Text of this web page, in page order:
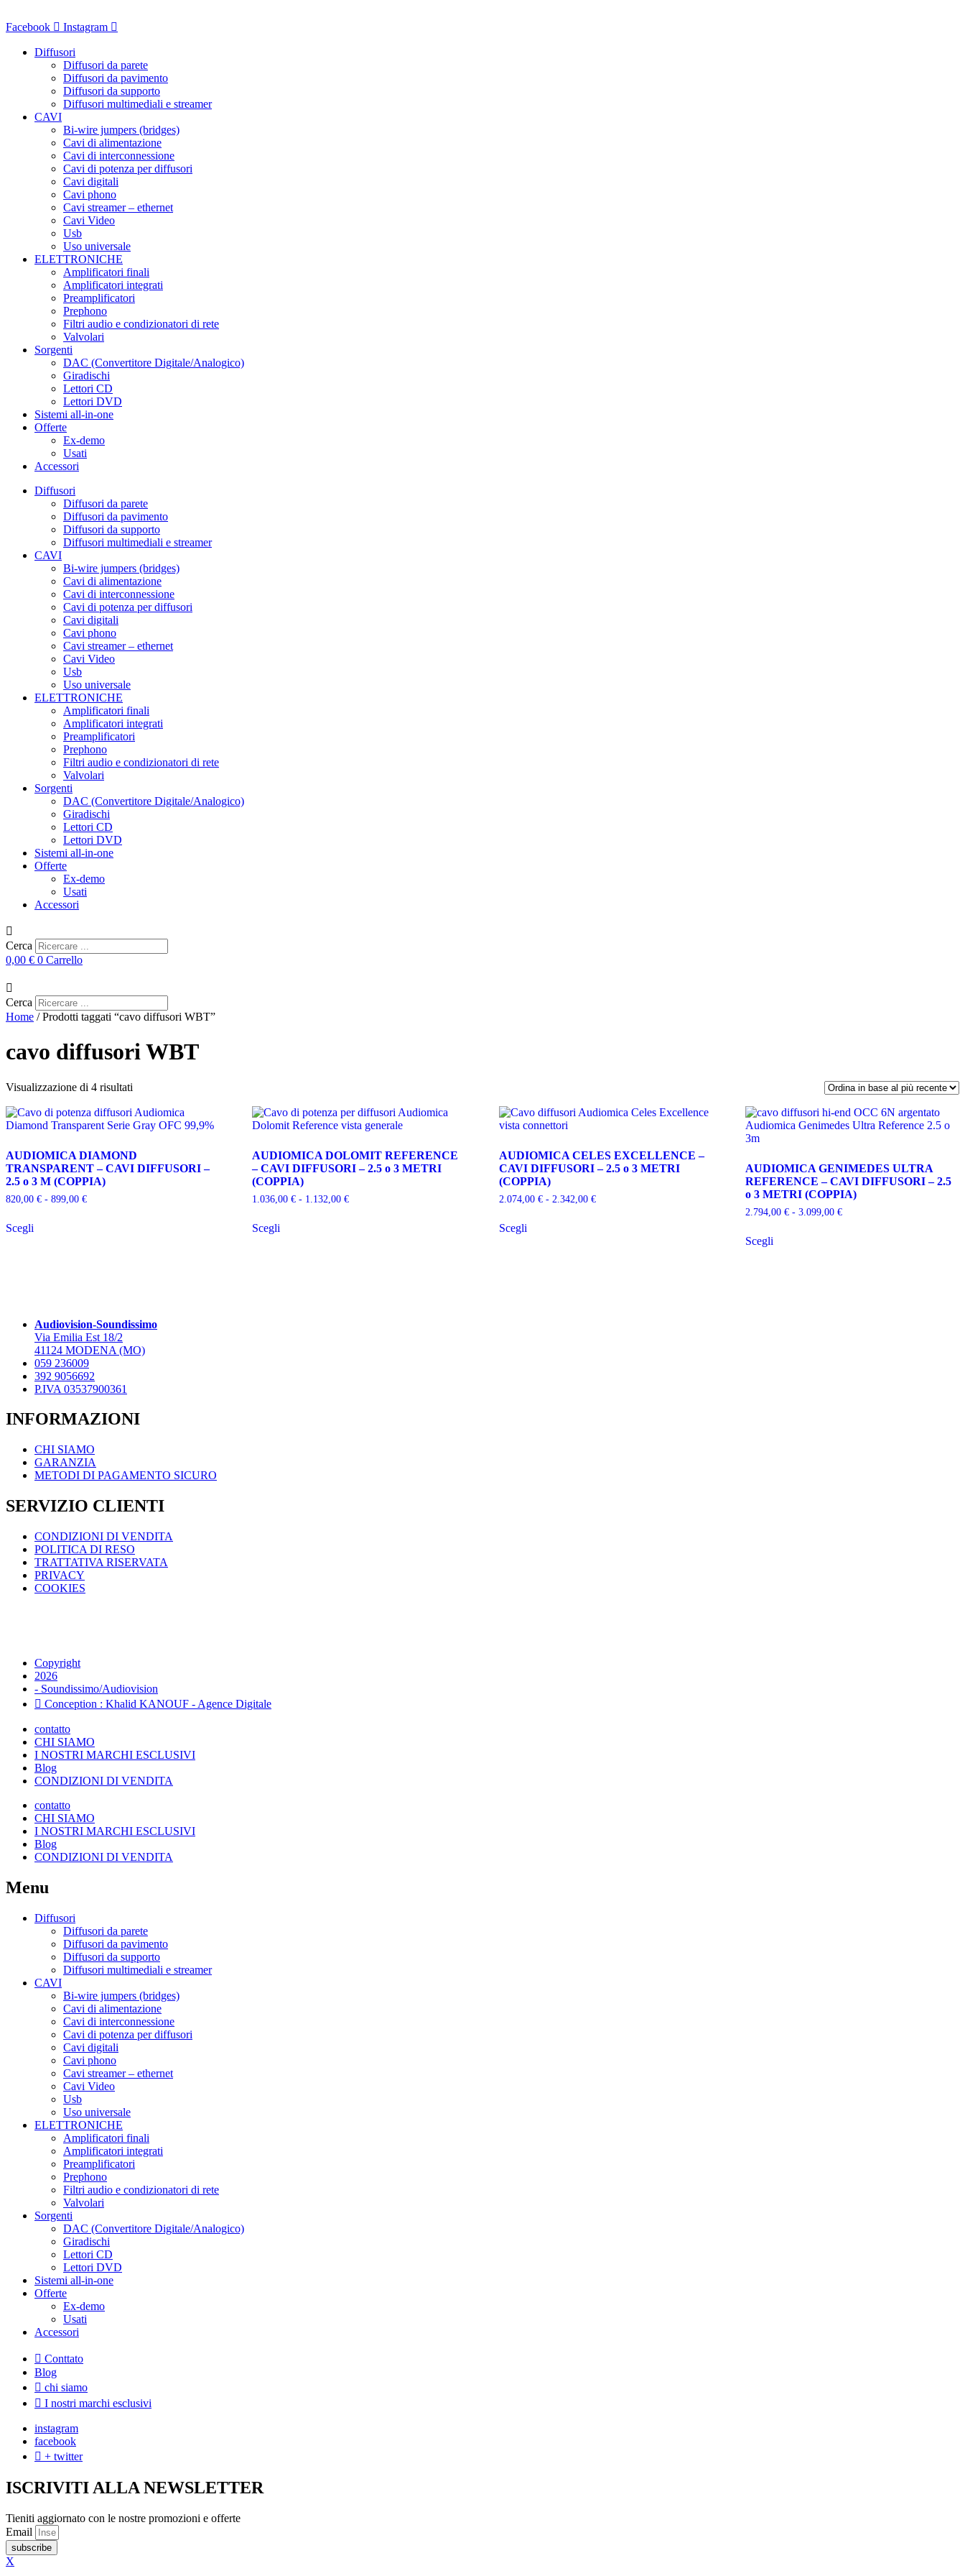
al
Facebook Instagram
Diffusori
Diffusori da parete
Diffusori da pavimento
Diffusori da supporto
Diffusori multimediali e streamer
CAVI
Bi-wire jumpers (bridges)
Cavi di alimentazione
Cavi di interconnessione
Cavi di potenza per diffusori
Cavi digitali
Cavi phono
Cavi streamer – ethernet
Cavi Video
Usb
Uso universale
ELETTRONICHE
Amplificatori finali
Amplificatori integrati
Preamplificatori
Prephono
Filtri audio e condizionatori di rete
Valvolari
Sorgenti
DAC (Convertitore Digitale/Analogico)
Giradischi
Lettori CD
Lettori DVD
Sistemi all-in-one
Offerte
Ex-demo
Usati
Accessori
Diffusori
Diffusori da parete
Diffusori da pavimento
Diffusori da supporto
Diffusori multimediali e streamer
CAVI
Bi-wire jumpers (bridges)
Cavi di alimentazione
Cavi di interconnessione
Cavi di potenza per diffusori
Cavi digitali
Cavi phono
Cavi streamer – ethernet
Cavi Video
Usb
Uso universale
ELETTRONICHE
Amplificatori finali
Amplificatori integrati
Preamplificatori
Prephono
Filtri audio e condizionatori di rete
Valvolari
Sorgenti
DAC (Convertitore Digitale/Analogico)
Giradischi
Lettori CD
Lettori DVD
Sistemi all-in-one
Offerte
Ex-demo
Usati
Accessori
Cerca
0,00 € 0 Carrello
Cerca
Home / Prodotti taggati “cavo diffusori WBT”
cavo diffusori WBT
Visualizzazione di 4 risultati
base
al
recente
AUDIOMICA DIAMOND
TRANSPARENT – CAVI DIFFUSORI –
2.5 o 3 M (COPPIA)
820,00 € - 899,00 €Fascia
Scegliprodotto
essere
scelte
nella
pagina
del
prodotto
AUDIOMICA DOLOMIT REFERENCE
– CAVI DIFFUSORI – 2.5 o 3 METRI
(COPPIA)
1.036,00€ - 1.132,00€Fascia
Scegliprodotto
AUDIOMICA CELES EXCELLENCE –
CAVI DIFFUSORI – 2.5 o 3 METRI
(COPPIA)
2.074,00 € - 2.342,00 €Fascia
Scegliprodotto
AUDIOMICA GENIMEDES ULTRA
REFERENCE – CAVI DIFFUSORI – 2.5
o 3 METRI (COPPIA)
2.794,00 € - 3.099,00 €Fascia
Scegliprodotto
Audiovision-Soundissimo
Via Emilia Est 18/2
41124 MODENA (MO)
059 236009
392 9056692
P.IVA 03537900361
INFORMAZIONI
CHI SIAMO
GARANZIA
METODI DI PAGAMENTO SICURO
SERVIZIO CLIENTI
CONDIZIONI DI VENDITA
POLITICA DI RESO
TRATTATIVA RISERVATA
PRIVACY
COOKIES
Copyright
2026
- Soundissimo/Audiovision
Conception : Khalid KANOUF - Agence Digitale
contatto
CHI SIAMO
I NOSTRI MARCHI ESCLUSIVI
Blog
CONDIZIONI DI VENDITA
contatto
CHI SIAMO
I NOSTRI MARCHI ESCLUSIVI
Blog
CONDIZIONI DI VENDITA
Menu
Diffusori
Diffusori da parete
Diffusori da pavimento
Diffusori da supporto
Diffusori multimediali e streamer
CAVI
Bi-wire jumpers (bridges)
Cavi di alimentazione
Cavi di interconnessione
Cavi di potenza per diffusori
Cavi digitali
Cavi phono
Cavi streamer – ethernet
Cavi Video
Usb
Uso universale
ELETTRONICHE
Amplificatori finali
Amplificatori integrati
Preamplificatori
Prephono
Filtri audio e condizionatori di rete
Valvolari
Sorgenti
DAC (Convertitore Digitale/Analogico)
Giradischi
Lettori CD
Lettori DVD
Sistemi all-in-one
Offerte
Ex-demo
Usati
Accessori
Conttato
Blog
chi siamo
I nostri marchi esclusivi
instagram
facebook
+ twitter
ISCRIVITI ALLA NEWSLETTER
Tieniti aggiornato con le nostre promozioni e offerte
Email
subscribe
X